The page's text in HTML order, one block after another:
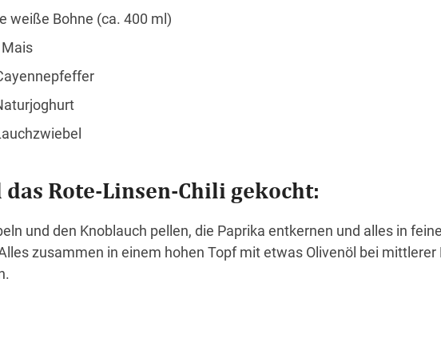
weiße Bohne (ca. 400 ml)
das Rote-Linsen-Chili gekocht:
und den Knoblauch pellen, die Paprika entkernen und alles in
zusammen in einem hohen Topf mit etwas Olivenöl bei mittlerer